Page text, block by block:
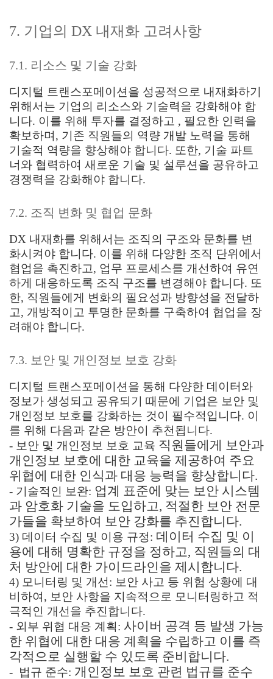
7. 기업의 DX 내재화 고려사항
7.1. 리소스 및 기술 강화
디지털 트랜스포메이션을 성공적으로 내재화하기
위해서는 기업의 리소스와 기술력을 강화해야 합
니다. 이를 위해 투자를 결정하고 , 필요한 인력을
확보하며, 기존 직원들의 역량 개발 노력을 통해
기술적 역량을 향상해야 합니다. 또한, 기술 파트
너와 협력하여 새로운 기술 및 설루션을 공유하고
경쟁력을 강화해야 합니다.
7.2. 조직 변화 및 협업 문화
DX 내재화를 위해서는 조직의 구조와 문화를 변
화시켜야 합니다. 이를 위해 다양한 조직 단위에서
협업을 촉진하고, 업무 프로세스를 개선하여 유연
하게 대응하도록 조직 구조를 변경해야 합니다. 또
한, 직원들에게 변화의 필요성과 방향성을 전달하
고, 개방적이고 투명한 문화를 구축하여 협업을 장
려해야 합니다.
7.3. 보안 및 개인정보 보호 강화
디지털 트랜스포메이션을 통해 다양한 데이터와
정보가 생성되고 공유되기 때문에 기업은 보안 및
개인정보 보호를 강화하는 것이 필수적입니다. 이
를 위해 다음과 같은 방안이 추천됩니다.
- 보안 및 개인정보 보호 교육 직원들에게 보안과
개인정보 보호에 대한 교육을 제공하여 주요
위협에 대한 인식과 대응 능력을 향상합니다.
- 기술적인 보완: 업계 표준에 맞는 보안 시스템
과 암호화 기술을 도입하고, 적절한 보안 전문
가들을 확보하여 보안 강화를 추진합니다.
3) 데이터 수집 및 이용 규정: 데이터 수집 및 이
용에 대해 명확한 규정을 정하고, 직원들의 대
처 방안에 대한 가이드라인을 제시합니다.
4) 모니터링 및 개선: 보안 사고 등 위험 상황에 대
비하여, 보안 사항을 지속적으로 모니터링하고 적
극적인 개선을 추진합니다.
- 외부 위협 대응 계획: 사이버 공격 등 발생 가능
한 위협에 대한 대응 계획을 수립하고 이를 즉
각적으로 실행할 수 있도록 준비합니다.
- 법규 준수: 개인정보 보호 관련 법규를 준수